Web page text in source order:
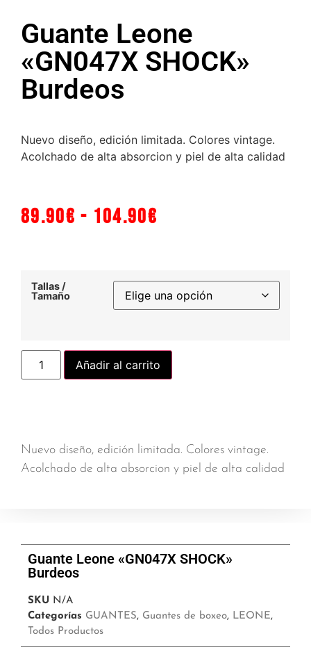
Guante Leone
«GN047X SHOCK»
Burdeos
Nuevo diseño, edición limitada. Colores vintage.
Acolchado de alta absorcion y piel de alta calidad
89.90€ - 104.90€
Tallas /
Tamaño
Añadir al carrito
Nuevo diseño, edición limitada. Colores vintage.
Acolchado de alta absorcion y piel de alta calidad
Guante Leone «GN047X SHOCK»
Burdeos
SKU N/A
Categorías GUANTES, Guantes de boxeo, LEONE,
Todos Productos